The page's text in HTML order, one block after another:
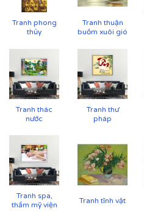
CHẤT LIỆU & CHẤT LƯỢNG
TạiPrintek
, mỗi bức tranh
tiêu chuẩn cao:
✨Chất liệu vải in cao cấp
Vải canvas dày dặn, bề
không lo bạc phai màu.
Tăng độ bám mực, cho
động.
Tranh phong
thủy
Tranh thuận
buồm xuôi gió
Tranh thác
nước
Tranh thư
pháp
Tranh spa,
thẩm mỹ viện
Tranh tĩnh vật